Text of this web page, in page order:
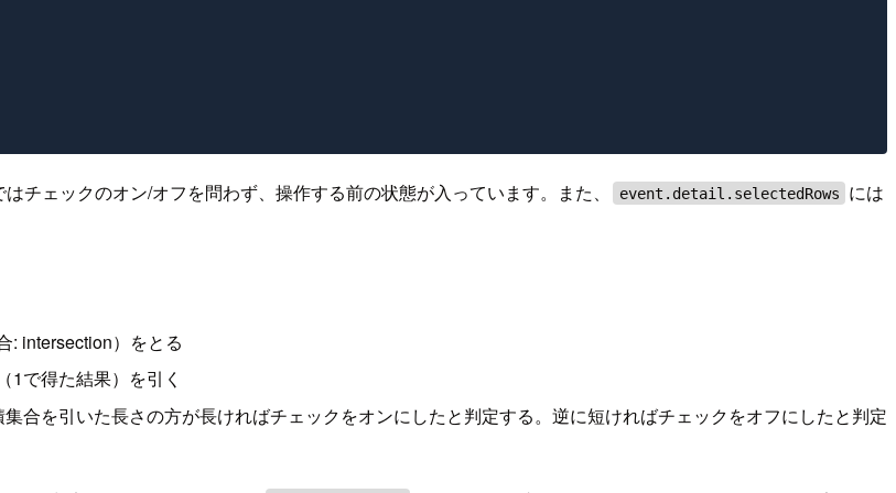
チェックのオン/オフを問わず、操作する前の状態が入っています。また、 event.detail.selectedRows
には
: intersection）をとる
1で得た結果）を引く
集合を引いた長さの方が長ければチェックをオンにしたと判定する。逆に短ければチェックをオフにしたと判定